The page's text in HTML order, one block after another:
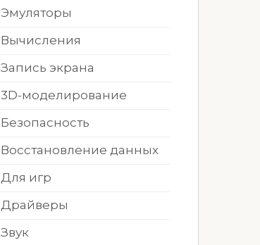
Эмуляторы
Вычисления
Запись экрана
3D-моделирование
Безопасность
Восстановление данных
Для игр
Драйверы
Звук